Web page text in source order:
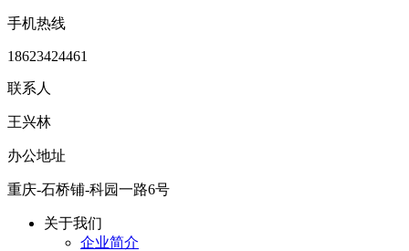
手机热线
18623424461
联系人
王兴林
办公地址
重庆-石桥铺-科园一路6号
关于我们
企业简介